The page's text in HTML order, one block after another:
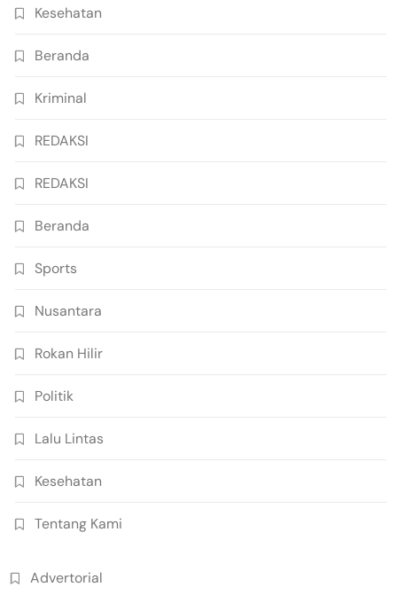
Kesehatan
Beranda
Kriminal
REDAKSI
REDAKSI
Beranda
Sports
Nusantara
Rokan Hilir
Politik
Lalu Lintas
Kesehatan
Tentang Kami
Advertorial